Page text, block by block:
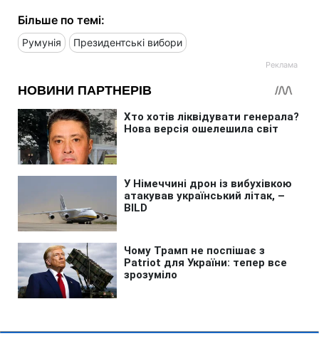
Більше по темі:
Румунія Президентські вибори